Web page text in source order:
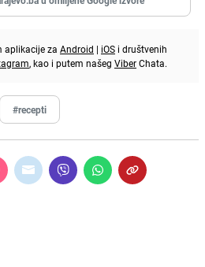
aplikacije za Android | iOS i društvenih
, kao i putem našeg ViberChata.
#recepti